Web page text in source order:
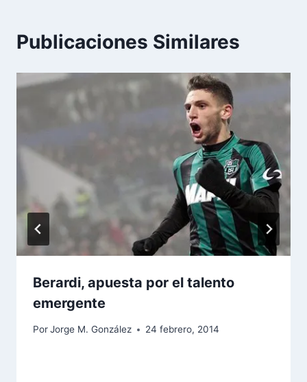
Publicaciones Similares
Berardi, apuesta por el talento
emergente
PorJorge M. González 24 febrero, 2014